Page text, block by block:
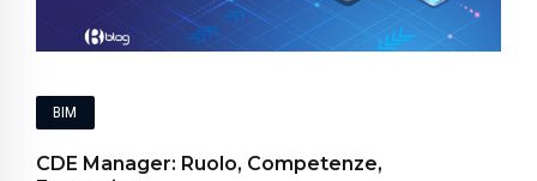
BIM
CDE Manager: Ruolo, Competenze,